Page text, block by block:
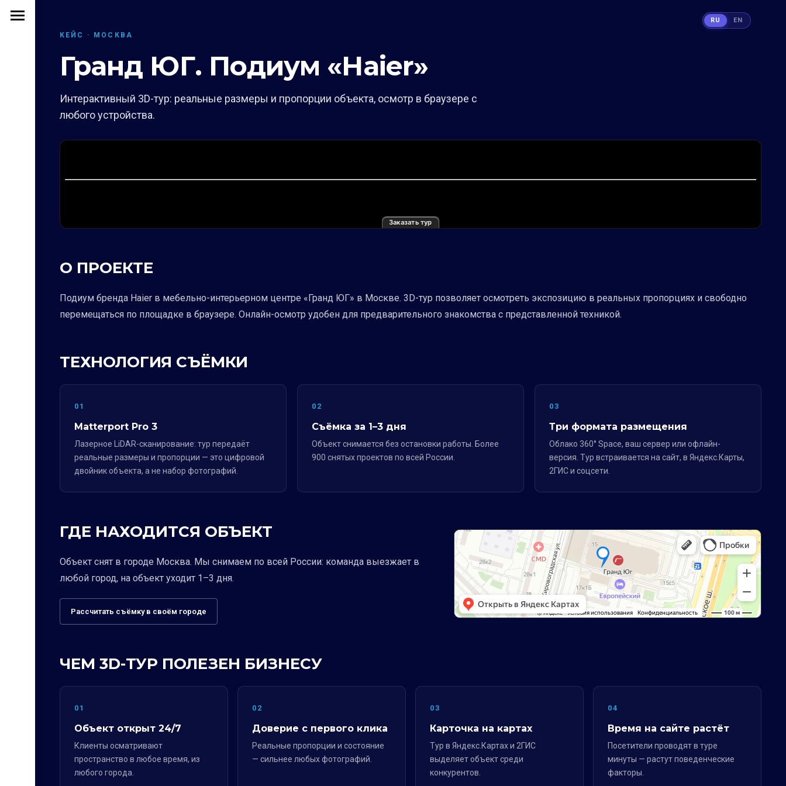
КЕЙС · МОСКВА
Гранд ЮГ. Подиум «Haier»
Интерактивный 3D-тур: реальные размеры и пропорции объекта, осмотр в браузере с
любого устройства.
Заказать тур
О ПРОЕКТЕ
Подиум бренда Haier в мебельно-интерьерном центре «Гранд ЮГ» в Москве. 3D-тур позволяет осмотреть экспозицию в реальных пропорциях и свободно
перемещаться по площадке в браузере. Онлайн-осмотр удобен для предварительного знакомства с представленной техникой.
ТЕХНОЛОГИЯ СЪЁМКИ
01
Matterport Pro 3
Лазерное LiDAR-сканирование: тур передаёт
реальные размеры и пропорции — это цифровой
двойник объекта, а не набор фотографий.
02
Съёмка за 1–3 дня
Объект снимается без остановки работы. Более
900 снятых проектов по всей России.
03
Три формата размещения
Облако 360° Space, ваш сервер или офлайн-
версия. Тур встраивается на сайт, в Яндекс.Карты,
2ГИС и соцсети.
ГДЕ НАХОДИТСЯ ОБЪЕКТ
Объект снят в городе Москва. Мы снимаем по всей России: команда выезжает в
любой город, на объект уходит 1–3 дня.
Рассчитать съёмку в своём городе
ЧЕМ 3D-ТУР ПОЛЕЗЕН БИЗНЕСУ
01
Объект открыт 24/7
Клиенты осматривают
пространство в любое время, из
любого города.
02
Доверие с первого клика
Реальные пропорции и состояние
— сильнее любых фотографий.
03
Карточка на картах
Тур в Яндекс.Картах и 2ГИС
выделяет объект среди
конкурентов.
04
Время на сайте растёт
Посетители проводят в туре
минуты — растут поведенческие
факторы.
RU EN